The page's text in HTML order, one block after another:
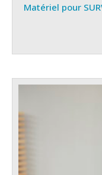
Matériel pour